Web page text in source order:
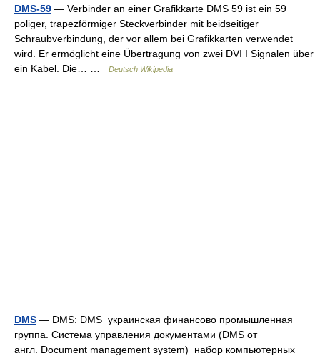
DMS-59 — Verbinder an einer Grafikkarte DMS 59 ist ein 59
poliger, trapezförmiger Steckverbinder mit beidseitiger
Schraubverbindung, der vor allem bei Grafikkarten verwendet
wird. Er ermöglicht eine Übertragung von zwei DVI I Signalen über
ein Kabel. Die… …
Deutsch Wikipedia
DMS — DMS: DMS украинская финансово промышленная
группа. Система управления документами (DMS от
англ. Document management system) набор компьютерных